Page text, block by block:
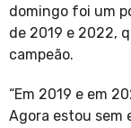
domingo foi um
de 2019 e 2022,
campeão.
“Em 2019 e em
Agora estou sem